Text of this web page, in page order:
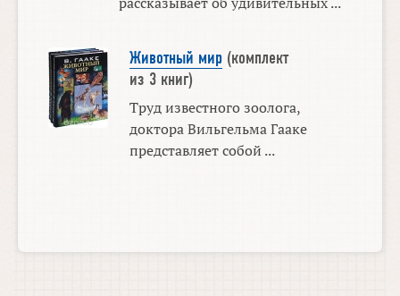
Животный мир(комплект
из 3 книг)
Труд известного зоолога,
доктора Вильгельма Гааке
представляет собой ...